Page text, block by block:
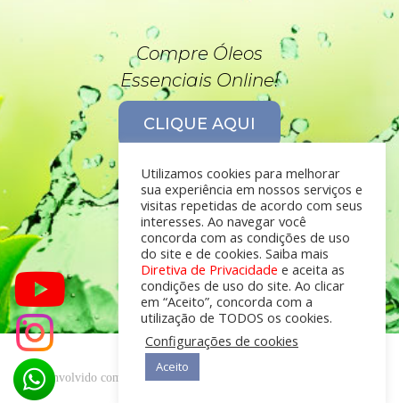
Compre Óleos
Essenciais Online!
CLIQUE AQUI
desenvolvido com por
Utilizamos cookies para melhorar
sua experiência em nossos serviços e
visitas repetidas de acordo com seus
interesses. Ao navegar você
concorda com as condições de uso
do site e de cookies. Saiba mais
Diretiva de Privacidade e aceita as
condições de uso do site. Ao clicar
em “Aceito”, concorda com a
utilização de TODOS os cookies.
Configurações de cookies
Aceito